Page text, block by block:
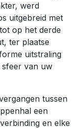
werd
uitgebreid met
op het derde
ter plaatse
uitstraling
sfeer van uw
tussen
een
en elke